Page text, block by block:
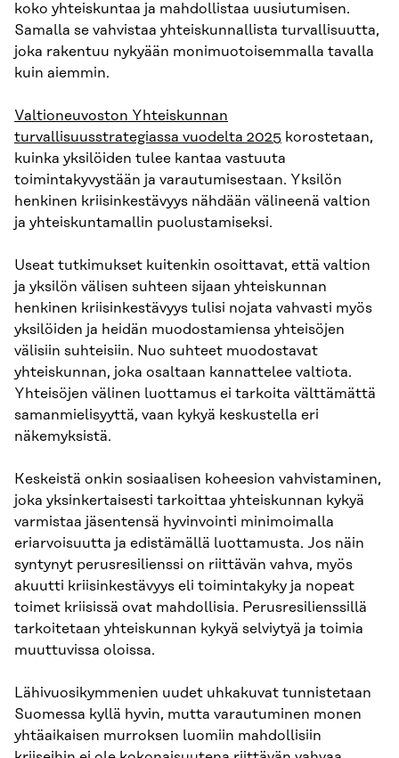
koko yhteiskuntaa ja mahdollistaa uusiutumisen.
Samalla se vahvistaa yhteiskunnallista turvallisuutta,
joka rakentuu nykyään monimuotoisemmalla tavalla
kuin aiemmin.
Valtioneuvoston Yhteiskunnan
turvallisuusstrategiassa vuodelta 2025 korostetaan,
kuinka yksilöiden tulee kantaa vastuuta
toimintakyvystään ja varautumisestaan. Yksilön
henkinen kriisinkestävyys nähdään välineenä valtion
ja yhteiskuntamallin puolustamiseksi.
Useat tutkimukset kuitenkin osoittavat, että valtion
ja yksilön välisen suhteen sijaan yhteiskunnan
henkinen kriisinkestävyys tulisi nojata vahvasti myös
yksilöiden ja heidän muodostamiensa yhteisöjen
välisiin suhteisiin. Nuo suhteet muodostavat
yhteiskunnan, joka osaltaan kannattelee valtiota.
Yhteisöjen välinen luottamus ei tarkoita välttämättä
samanmielisyyttä, vaan kykyä keskustella eri
näkemyksistä.
Keskeistä onkin sosiaalisen koheesion vahvistaminen,
joka yksinkertaisesti tarkoittaa yhteiskunnan kykyä
varmistaa jäsentensä hyvinvointi minimoimalla
eriarvoisuutta ja edistämällä luottamusta. Jos näin
syntynyt perusresilienssi on riittävän vahva, myös
akuutti kriisinkestävyys eli toimintakyky ja nopeat
toimet kriisissä ovat mahdollisia. Perusresilienssillä
tarkoitetaan yhteiskunnan kykyä selviytyä ja toimia
muuttuvissa oloissa.
Lähivuosikymmenien uudet uhkakuvat tunnistetaan
Suomessa kyllä hyvin, mutta varautuminen monen
yhtäaikaisen murroksen luomiin mahdollisiin